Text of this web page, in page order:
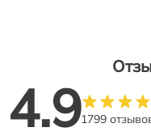
4.91799